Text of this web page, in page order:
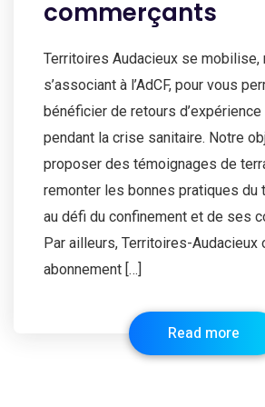
commerçants
Territoires Audacieux se mobilise,
s’associant à l’AdCF, pour vous
bénéficier de retours
pendant la crise sanitaire. Notre
proposer des témoignages de
remonter les bonnes pratiques du
au défi du confinement et de ses
Par ailleurs, Territoires-Audacieux
abonnement […]
Read more